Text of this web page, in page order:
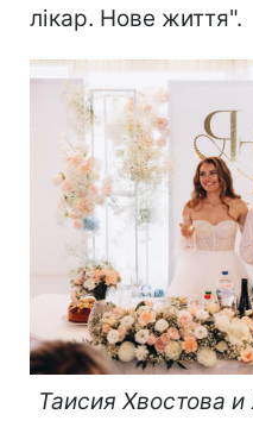
лікар. Нове життя".
Таисия Хвостова